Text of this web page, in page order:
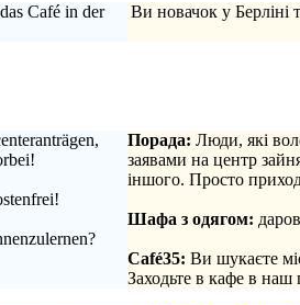
Café in der
Ви новачок у Берліні
Порада: Люди, які
заявами на центр
іншого. Просто
Шафа з одягом:
Café35: Ви шукаєте
Заходьте в кафе в